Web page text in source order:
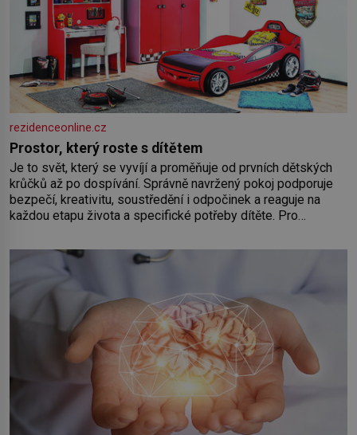
rezidenceonline.cz
Prostor, který roste s dítětem
Je to svět, který se vyvíjí a proměňuje od prvních dětských
krůčků až po dospívání. Správně navržený pokoj podporuje
bezpečí, kreativitu, soustředění i odpočinek a reaguje na
každou etapu života a specifické potřeby dítěte. Pro
by pokoj miminka měl působit především klidně a útulně.
Předškolní věk je